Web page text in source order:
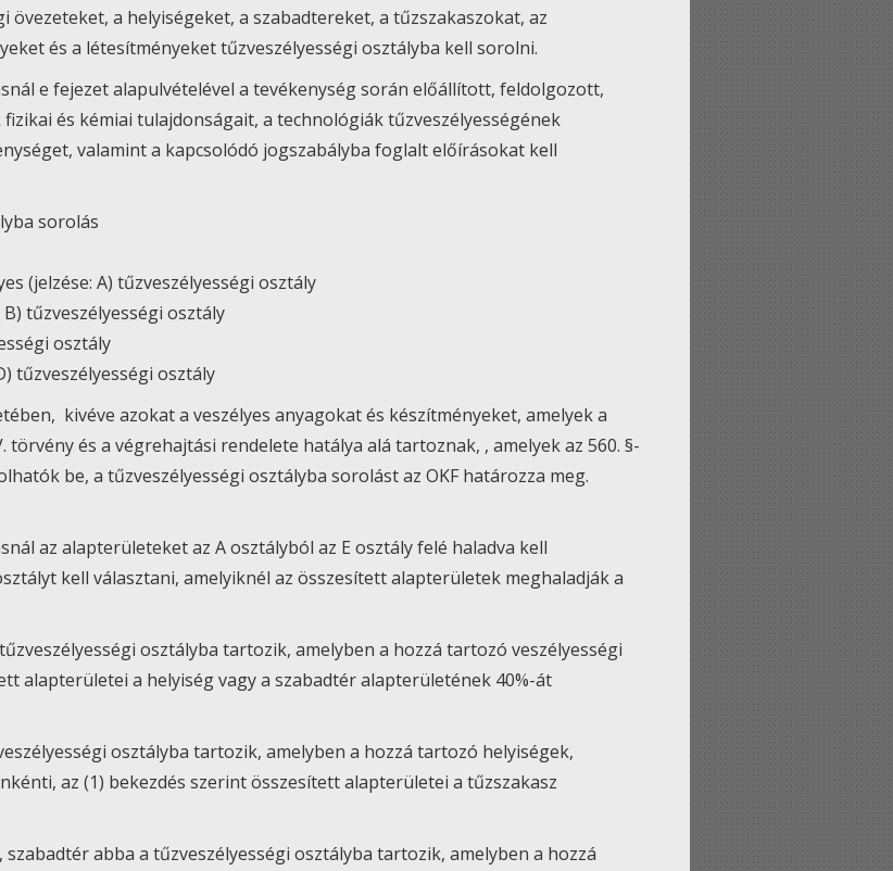
övezeteket, a helyiségeket, a szabadtereket, a tűzszakaszokat, az
és a létesítményeket tűzveszélyességi osztályba kell sorolni.
e fejezet alapulvételével a tevékenység során előállított, feldolgozott,
és kémiai tulajdonságait, a technológiák tűzveszélyességének
valamint a kapcsolódó jogszabályba foglalt előírásokat kell
sorolás
(jelzése: A) tűzveszélyességi osztály
tűzveszélyességi osztály
osztály
tűzveszélyességi osztály
 kivéve azokat a veszélyes anyagokat és készítményeket, amelyek a
törvény és a végrehajtási rendelete hatálya alá tartoznak, , amelyek az 560. §-
be, a tűzveszélyességi osztályba sorolást az OKF határozza meg.
az alapterületeket az A osztályból az E osztály felé haladva kell
kell választani, amelyiknél az összesített alapterületek meghaladják a
osztályba tartozik, amelyben a hozzá tartozó veszélyességi
alapterületei a helyiség vagy a szabadtér alapterületének 40%-át
osztályba tartozik, amelyben a hozzá tartozó helyiségek,
az (1) bekezdés szerint összesített alapterületei a tűzszakasz
abba a tűzveszélyességi osztályba tartozik, amelyben a hozzá